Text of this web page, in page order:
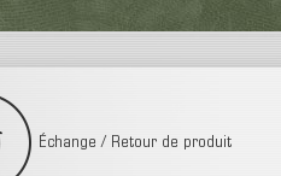
Échange / Retour de produit